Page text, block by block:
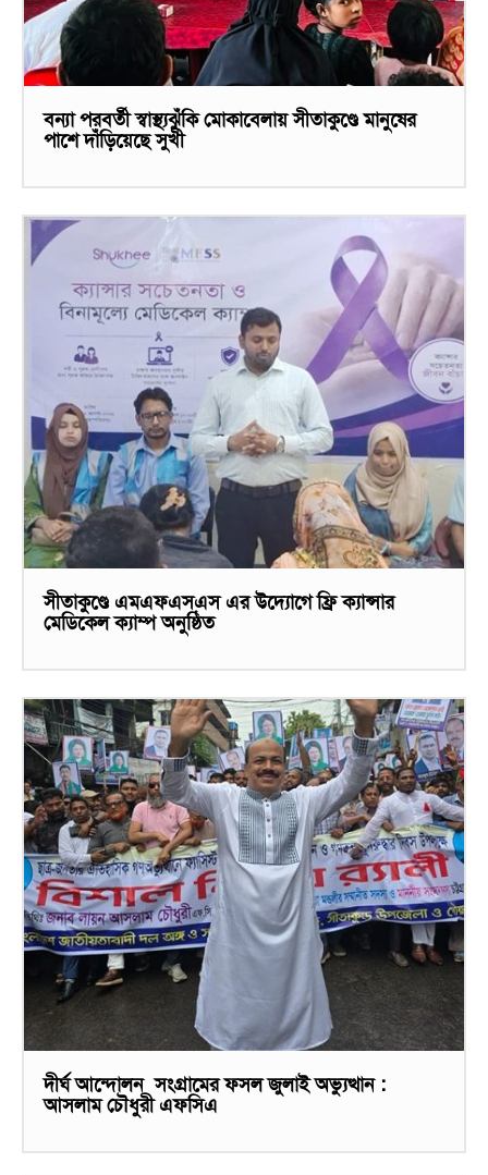
বন্যা পরবর্তী স্বাস্থ্যঝুঁকি মোকাবেলায় সীতাকুণ্ডে মানুষের
পাশে দাঁড়িয়েছে সুখী
সীতাকুণ্ডে এমএফএসএস এর উদ্যোগে ফ্রি ক্যান্সার
মেডিকেল ক্যাম্প অনুষ্ঠিত
দীর্ঘ আন্দোলন সংগ্রামের ফসল জুলাই অভ্যুত্থান :
আসলাম চৌধুরী এফসিএ